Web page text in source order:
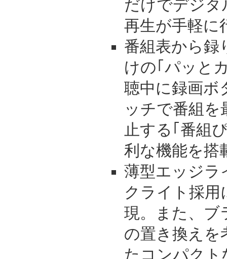
だけでデジタ
再生が手軽に
番組表から録
けの｢パッと
聴中に録画ボ
ッチで番組を
止する｢番組
利な機能を搭
薄型エッジラ
クライト採用
現。また、ブ
の置き換えを
たコンパクト